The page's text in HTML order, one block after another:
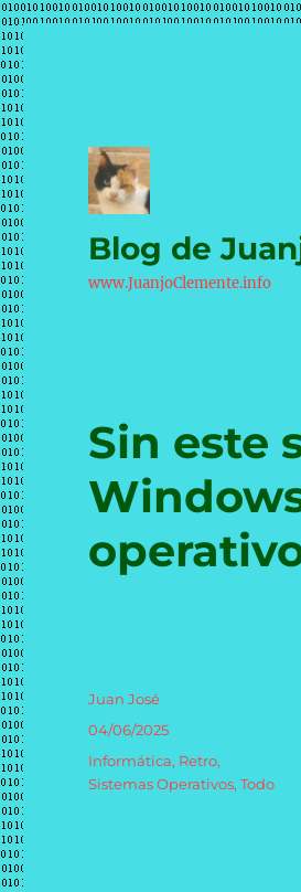
Blog de
www.JuanjoClemente.info
Sin este
Autor
Juan José
Publicado
04/06/2025
Categorías
Informática, Retro,
Sistemas Operativos,Todo